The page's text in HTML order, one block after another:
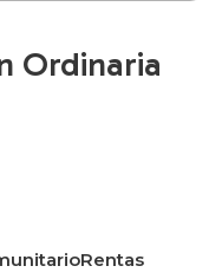
Ordinaria
Rentas